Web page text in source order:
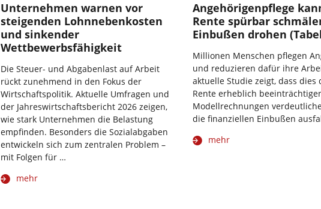
Unternehmen warnen vor
steigenden Lohnnebenkosten
und sinkender
Wettbewerbsfähigkeit
Die Steuer- und Abgabenlast auf Arbeit
rückt zunehmend in den Fokus der
Wirtschaftspolitik. Aktuelle Umfragen und
der Jahreswirtschaftsbericht 2026 zeigen,
wie stark Unternehmen die Belastung
empfinden. Besonders die Sozialabgaben
entwickeln sich zum zentralen Problem –
mit Folgen für …
mehr
Angehörigenpflege
Rente spürbar
Einbußen drohen
Millionen Menschen pflegen
und reduzieren dafür ihre
aktuelle Studie zeigt, dass dies
Rente erheblich
Modellrechnungen
die finanziellen Einbußen
mehr